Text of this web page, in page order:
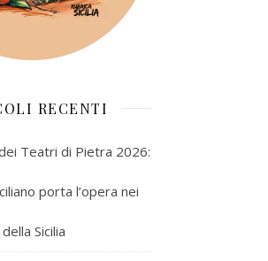
RECENTI
Teatri di Pietra 2026:
porta l’opera nei
Sicilia